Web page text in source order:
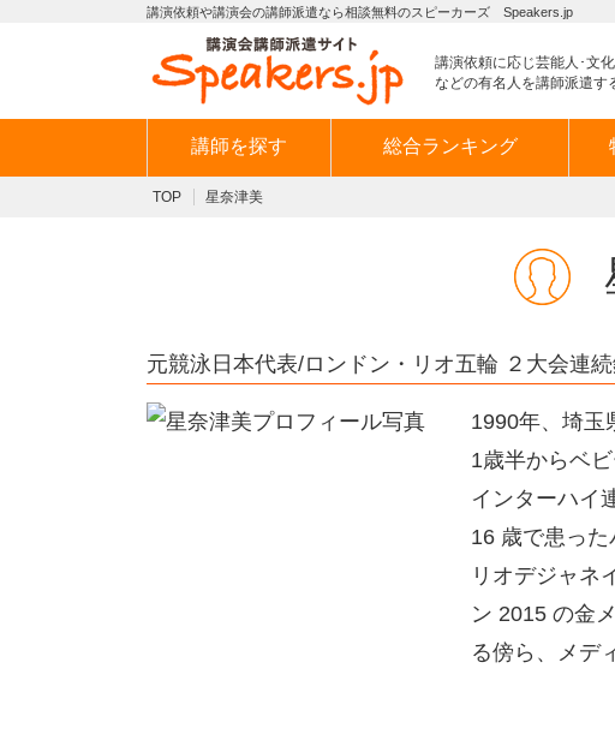
講演依頼や講演会の講師派遣なら相談無料のスピーカーズ Speakers.jp
講演依頼に応じ芸能人･文
などの有名人を講師派遣す
講師を探す 総合ランキング
TOP 星奈津美
元競泳日本代表/ロンドン・リオ五輪 ２大会連
1990年、埼玉
1歳半からベ
インターハイ
16 歳で患っ
リオデジャネ
ン 2015 の金
る傍ら、メデ